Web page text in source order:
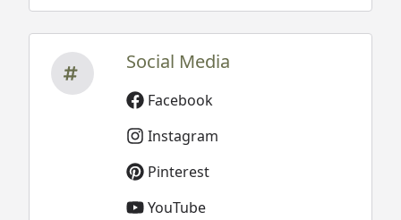
Social Media
Facebook
Instagram
Pinterest
YouTube